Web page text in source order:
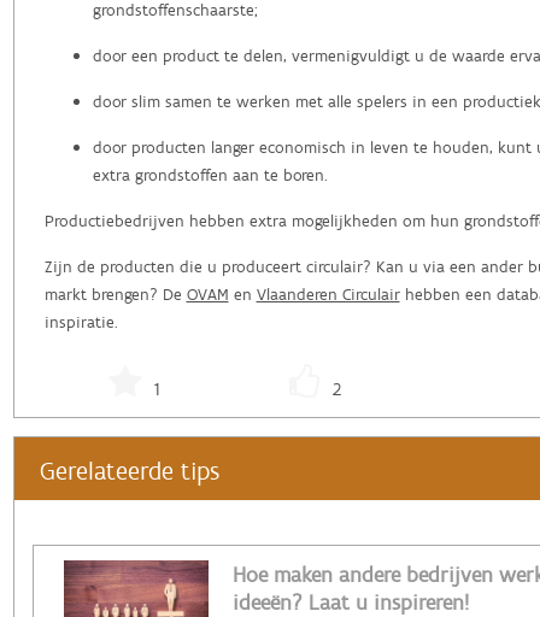
grondstoffenschaarste;
door een product te delen, vermenigvuldigt u de waarde
door slim samen te werken met alle spelers in een
door producten langer economisch in leven te houden,
extra grondstoffen aan te boren.
Productiebedrijven hebben extra mogelijkheden om hun
Zijn de producten die u produceert circulair? Kan u via een ander
markt brengen? De OVAM en Vlaanderen Circulairhebben een
inspiratie.
1 2
Gerelateerde tips
Hoe maken andere bedrijven
ideeën? Laat u inspireren!